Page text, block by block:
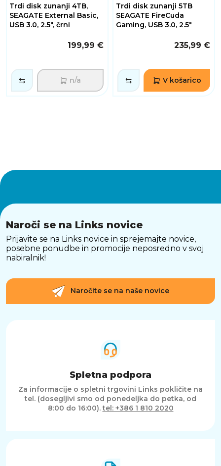
Trdi disk zunanji 4TB,
SEAGATE External Basic,
USB 3.0, 2.5", črni
199,99 €
n/a
Trdi disk zunanji 5TB
SEAGATE FireCuda
Gaming, USB 3.0, 2.5"
235,99 €
V košarico
Naroči se na Links novice
Prijavite se na Links novice in sprejemajte novice,
posebne ponudbe in promocije neposredno v svoj
nabiralnik!
Naročite se na naše novice
Spletna podpora
Za informacije o spletni trgovini Links pokličite na
tel. (dosegljivi smo od ponedeljka do petka, od
8:00 do 16:00).tel: +386 1 810 2020